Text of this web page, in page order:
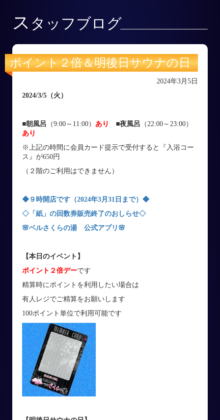
ス タッフブログ
ポイント２倍＆明後日サウナの日
2024年3月5日
2024/3/5 （火 ）
■朝風呂 （9:00～11:00） あり ■夜風呂 （22:00～23:00）
あり
※上記の時間に会員カード提示で受付すると『入浴コー
ス』が650円
（２階のご利用はできません）
◆９時開店です（2024年3月31日まで）◆
◇「紙」の回数券販売終了のおしらせ◇
🌸ベルさくらの湯 公式アプリ🌸
【本日のイベント】
ポイント２倍デーです
精算時にポイントを利用したい場合は
有人レジでご精算をお願いします
100ポイント単位で利用可能です